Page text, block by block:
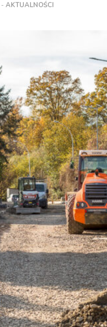
- AKTUALNOŚCI